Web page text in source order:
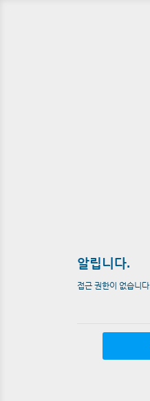
알립니다.
접근 권한이 없습니다.